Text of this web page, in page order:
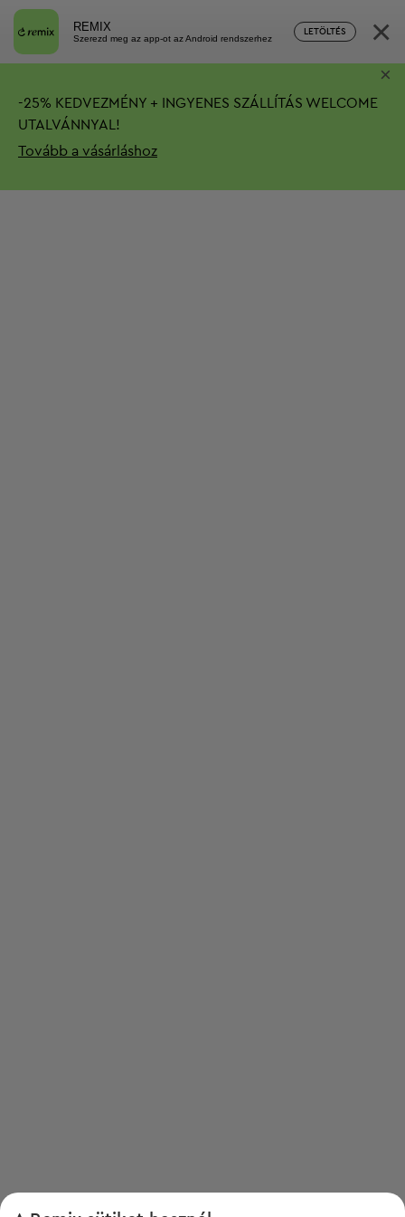
REMIX
Szerezd meg az app-ot az Android rendszerhez
LETÖLTÉS ×
-25% KEDVEZMÉNY + INGYENES SZÁLLÍTÁS WELCOME
UTALVÁNNYAL!
Tovább a vásárláshoz
×